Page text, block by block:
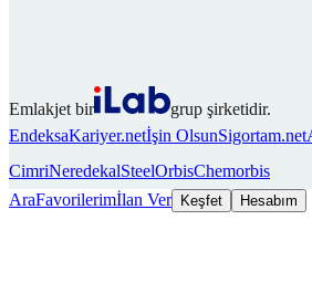
Emlakjet bir
grup şirketidir.
EndeksaKariyer.netİşin OlsunSigortam.net
CimriNeredekalSteelOrbisChemorbis
AraFavorilerimİlan Ver Keşfet Hesabım